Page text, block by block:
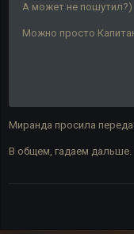
А может не пошутил?)
Можно просто
Миранда просила
В общем, гадаем дальше.